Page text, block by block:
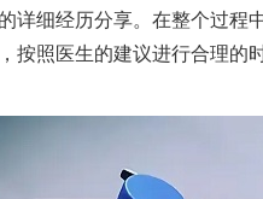
详细经历分享。在整个过程
按照医生的建议进行合理的